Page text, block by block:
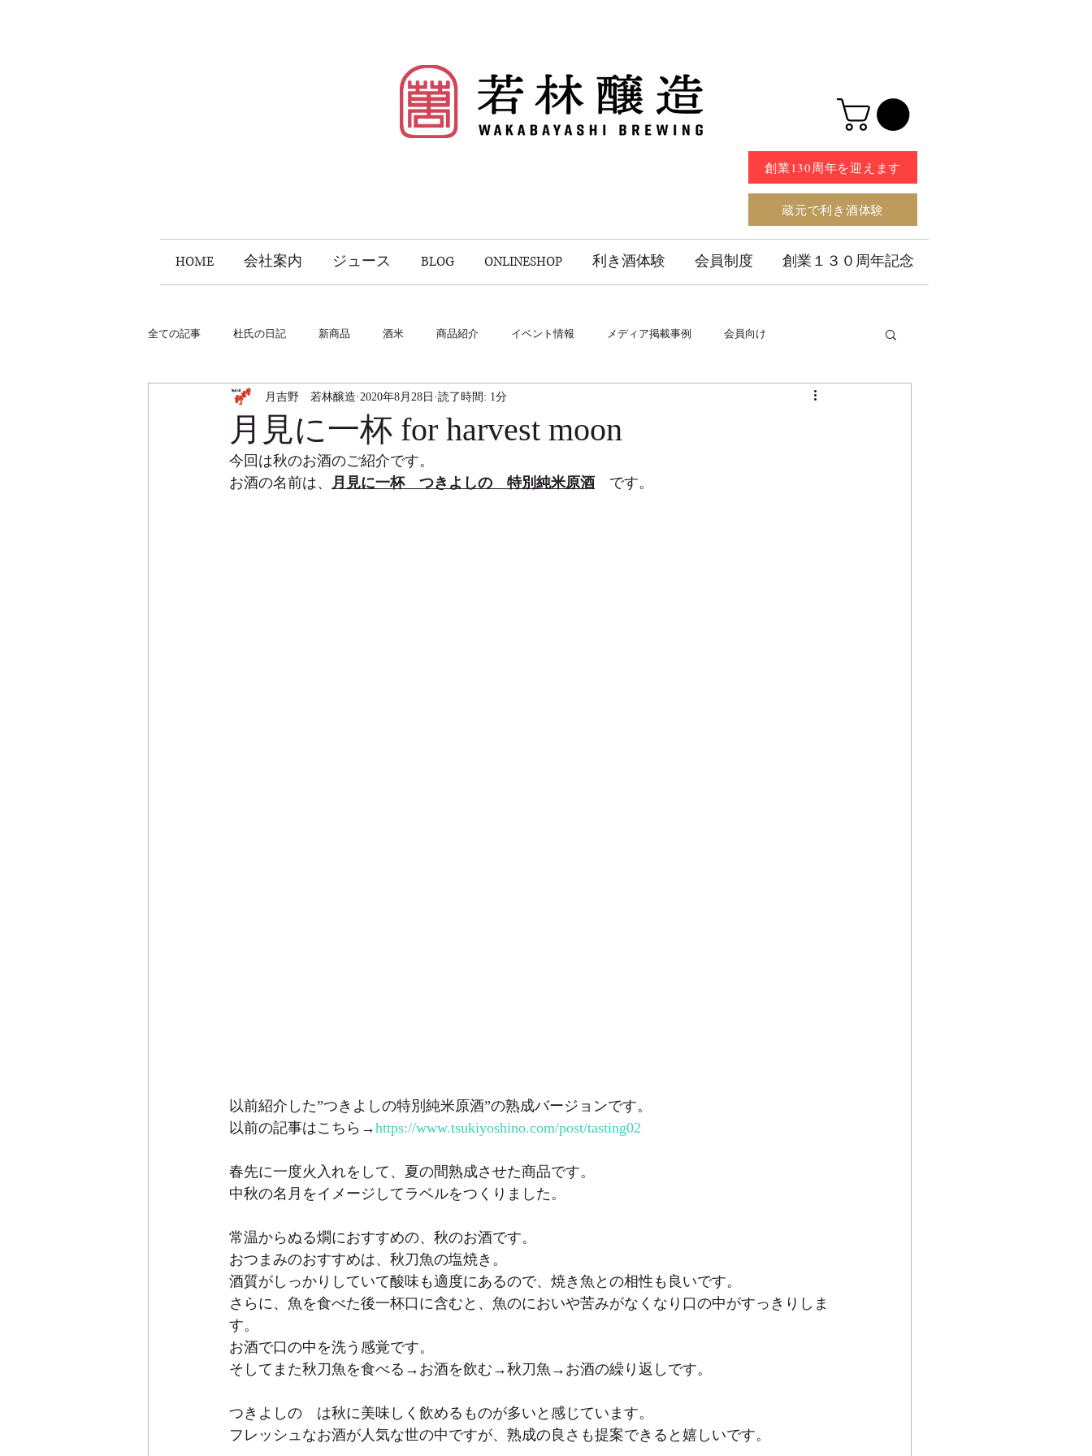
創業130周年を迎えます
蔵元で利き酒体験
HOME 会社案内 ジュース BLOG ONLINESHOP 利き酒体験 会員制度 創業１３０周年記念
全ての記事 杜氏の日記 新商品 酒米 商品紹介 イベント情報 メディア掲載事例 会員向け
月見に一杯 for harvest moon
月吉野 若林醸造 2020年8月28日 読了時間: 1分
今回は秋のお酒のご紹介です。
お酒の名前は、 月見に一杯　つきよしの　特別純米原酒 です。
以前紹介した”つきよしの特別純米原酒”の熟成バージョンです。
以前の記事はこちら→https://www.tsukiyoshino.com/post/tasting02
春先に一度火入れをして、夏の間熟成させた商品です。
中秋の名月をイメージしてラベルをつくりました。
常温からぬる燗におすすめの、秋のお酒です。
おつまみのおすすめは、秋刀魚の塩焼き。
酒質がしっかりしていて酸味も適度にあるので、焼き魚との相性も良いです。
さらに、魚を食べた後一杯口に含むと、魚のにおいや苦みがなくなり口の中がすっきりしま
す。
お酒で口の中を洗う感覚です。
そしてまた秋刀魚を食べる→お酒を飲む→秋刀魚→お酒の繰り返しです。
つきよしの　は秋に美味しく飲めるものが多いと感じています。
フレッシュなお酒が人気な世の中ですが、熟成の良さも提案できると嬉しいです。